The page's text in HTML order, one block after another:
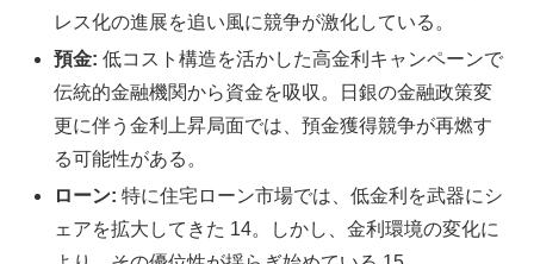
レス化の進展を追い風に競争が激化している。
預金: 低コスト構造を活かした高金利キャンペーンで
伝統的金融機関から資金を吸収。日銀の金融政策変
更に伴う金利上昇局面では、預金獲得競争が再燃す
る可能性がある。
ローン: 特に住宅ローン市場では、低金利を武器にシ
ェアを拡大してきた 14。しかし、金利環境の変化に